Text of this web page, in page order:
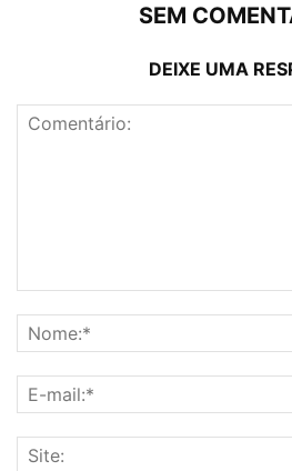
SEM
DEIXE UMA